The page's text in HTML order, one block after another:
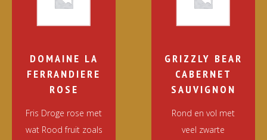
DOMAINE LA
FERRANDIERE
ROSE
Fris Droge rose met
wat Rood fruit zoals
GRIZZLY BEAR
CABERNET
SAUVIGNON
Rond en vol met
veel zwarte